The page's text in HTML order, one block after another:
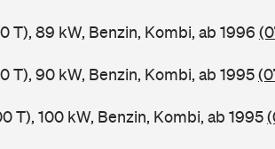
T), 89 kW, Benzin, Kombi, ab 1996
T), 90 kW, Benzin, Kombi, ab 1995
T), 100 kW, Benzin, Kombi, ab 1995